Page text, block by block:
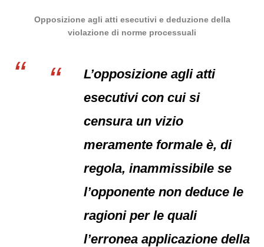
Opposizione agli atti esecutivi e deduzione della
violazione di norme processuali
L’opposizione agli atti
esecutivi con cui si
censura un vizio
meramente formale è, di
regola, inammissibile se
l’opponente non deduce le
ragioni per le quali
l’erronea applicazione della